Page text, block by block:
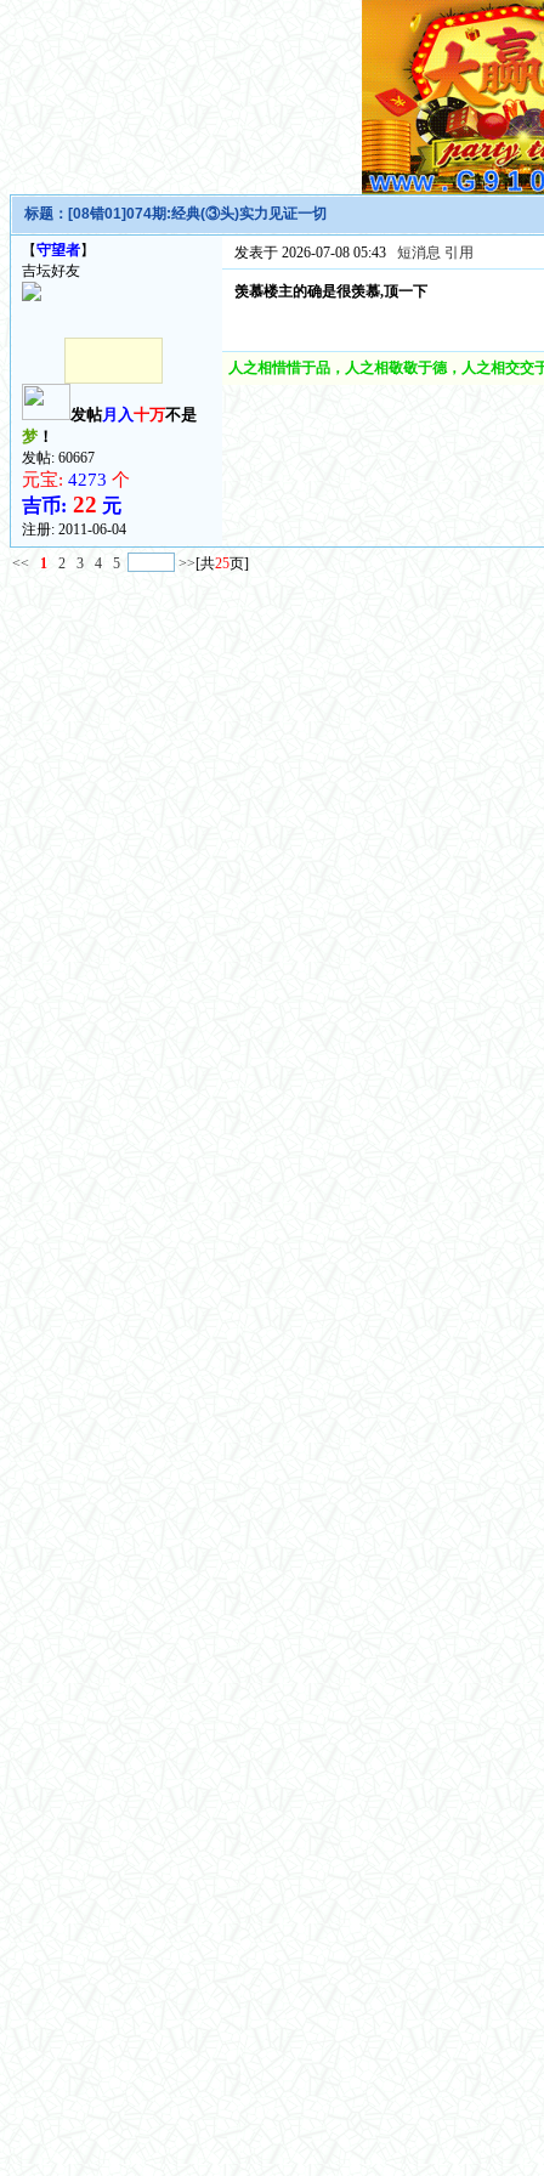
标题： [08错01]074期:经典(③头)实力见证一切
【守望者】
吉坛好友
发帖月入十万不是
梦！
发帖: 60667
元宝: 4273 个
吉币: 22 元
注册: 2011-06-04
发表于 2026-07-08 05:43 短消息 引用
羡慕楼主的确是很羡慕,顶一下
人之相惜惜于品，人之相敬敬于德，人之相交
<< 1 2 3 4 5 >>[共25页]